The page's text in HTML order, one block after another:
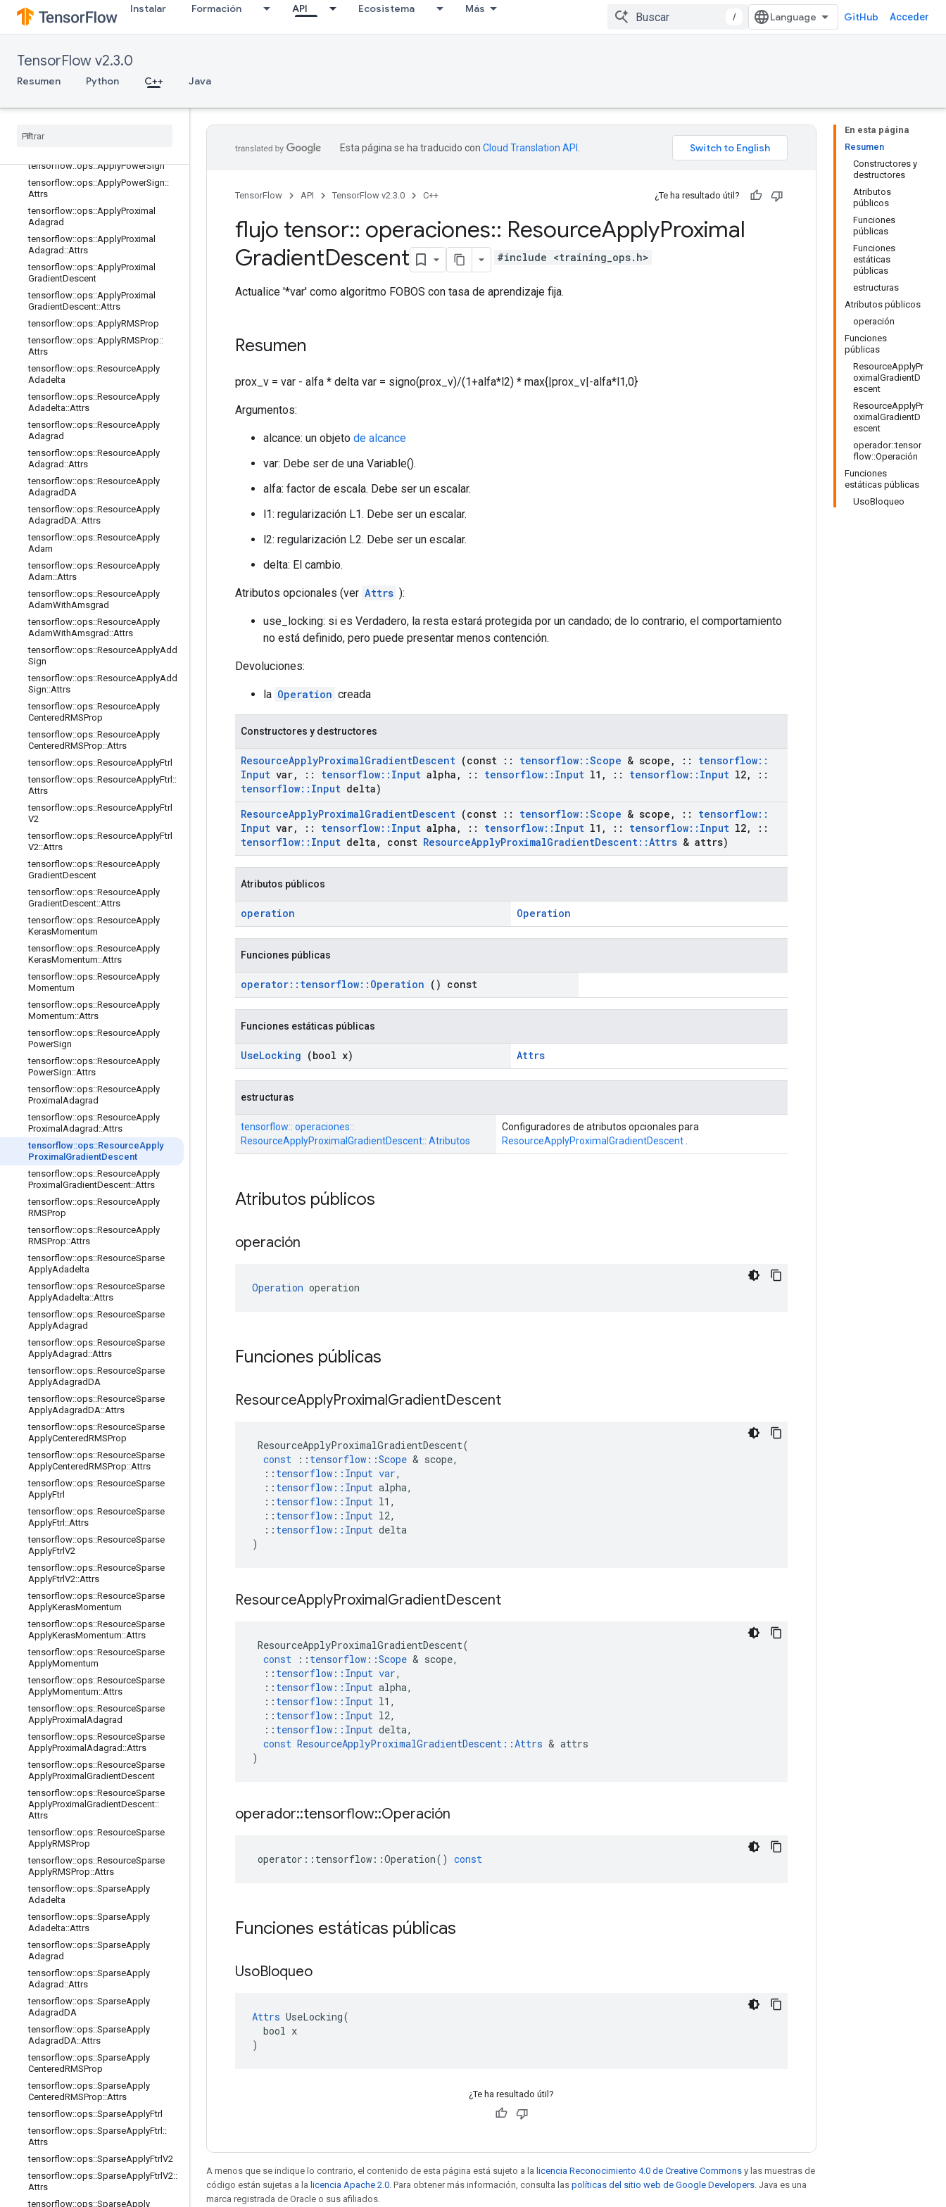
Instalar Formación API Ecosistema Más
/ GitHub Acceder
TensorFlow v2.3.0
Resumen Python C++ Java
tensorflow::ops::ApplyFtrl::Attrs
tensorflow::ops::ApplyGradientDesc
tensorflow
tensorflow::ops::ApplyPowerSign
tensorflow::ops::ApplyPowerSign::
Attrs
tensorflow::ops::ApplyProximal
Adagrad
tensorflow::ops::ApplyProximal
Adagrad ::Attrs
tensorflow::ops::ApplyProximal
GradientDescent
tensorflow::ops::ApplyProximal
GradientDescent::Attrs
tensorflow::ops::ApplyRMSProp
tensorflow::ops::ApplyRMSProp::
Attrs
tensorflow::ops::ResourceApply
Adadelta
tensorflow::ops::ResourceApply
Adadelta::Attrs
tensorflow::ops::ResourceApply
Adagrad
tensorflow::ops::ResourceApply
Adagrad ::Attrs
tensorflow::ops::ResourceApply
AdagradDA
tensorflow::ops::ResourceApply
AdagradDA::Attrs
tensorflow::ops::ResourceApply
Adam
tensorflow::ops::ResourceApply
Adam::Attrs
tensorflow::ops::ResourceApply
AdamWithAmsgrad
tensorflow::ops::ResourceApply
AdamWithAmsgrad ::Attrs
tensorflow::ops::ResourceApplyAdd
Sign
tensorflow::ops::ResourceApplyAdd
Sign::Attrs
tensorflow::ops::ResourceApply
CenteredRMSProp
tensorflow::ops::ResourceApply
CenteredRMSProp::Attrs
tensorflow::ops::ResourceApplyFtrl
tensorflow::ops::ResourceApplyFtrl ::
Attrs
tensorflow::ops::ResourceApplyFtrl
V2
tensorflow::ops::ResourceApplyFtrl
V2::Attrs
tensorflow::ops::ResourceApply
GradientDescent
tensorflow::ops::ResourceApply
GradientDescent::Attrs
tensorflow::ops::ResourceApply
KerasMomentum
tensorflow::ops::ResourceApply
KerasMomentum::Attrs
tensorflow::ops::ResourceApply
Momentum
tensorflow::ops::ResourceApply
Momentum::Attrs
tensorflow::ops::ResourceApply
PowerSign
tensorflow::ops::ResourceApply
PowerSign::Attrs
tensorflow::ops::ResourceApply
Proximal Adagrad
tensorflow::ops::ResourceApply
Proximal Adagrad ::Attrs
tensorflow::ops::ResourceApply
Proximal GradientDescent
tensorflow::ops::ResourceApply
Proximal GradientDescent::Attrs
tensorflow::ops::ResourceApply
RMSProp
tensorflow::ops::ResourceApply
RMSProp::Attrs
tensorflow::ops::ResourceSparse
ApplyAdadelta
tensorflow::ops::ResourceSparse
ApplyAdadelta::Attrs
tensorflow::ops::ResourceSparse
ApplyAdagrad
tensorflow::ops::ResourceSparse
ApplyAdagrad ::Attrs
tensorflow::ops::ResourceSparse
ApplyAdagradDA
tensorflow::ops::ResourceSparse
ApplyAdagradDA::Attrs
tensorflow::ops::ResourceSparse
ApplyCenteredRMSProp
tensorflow::ops::ResourceSparse
ApplyCenteredRMSProp::Attrs
tensorflow::ops::ResourceSparse
ApplyFtrl
tensorflow::ops::ResourceSparse
ApplyFtrl ::Attrs
tensorflow::ops::ResourceSparse
ApplyFtrlV2
tensorflow::ops::ResourceSparse
ApplyFtrlV2::Attrs
tensorflow::ops::ResourceSparse
ApplyKerasMomentum
tensorflow::ops::ResourceSparse
ApplyKerasMomentum::Attrs
tensorflow::ops::ResourceSparse
ApplyMomentum
tensorflow::ops::ResourceSparse
ApplyMomentum::Attrs
tensorflow::ops::ResourceSparse
ApplyProximal Adagrad
tensorflow::ops::ResourceSparse
ApplyProximal Adagrad ::Attrs
tensorflow::ops::ResourceSparse
ApplyProximal GradientDescent
tensorflow::ops::ResourceSparse
ApplyProximal GradientDescent::
Attrs
tensorflow::ops::ResourceSparse
ApplyRMSProp
tensorflow::ops::ResourceSparse
ApplyRMSProp::Attrs
tensorflow::ops::SparseApply
Adadelta
tensorflow::ops::SparseApply
Adadelta::Attrs
tensorflow::ops::SparseApply
Adagrad
tensorflow::ops::SparseApply
Adagrad ::Attrs
tensorflow::ops::SparseApply
AdagradDA
tensorflow::ops::SparseApply
AdagradDA::Attrs
tensorflow::ops::SparseApply
CenteredRMSProp
tensorflow::ops::SparseApply
CenteredRMSProp::Attrs
tensorflow::ops::SparseApplyFtrl
tensorflow::ops::SparseApplyFtrl ::
Attrs
tensorflow::ops::SparseApplyFtrlV2
tensorflow::ops::SparseApplyFtrlV2::
Attrs
tensorflow::ops::SparseApply
En esta página
Resumen
Constructores y
destructores
Atributos
públicos
Funciones
públicas
Funciones
estáticas
públicas
estructuras
Atributos públicos
operación
Funciones
públicas
ResourceApplyPr
oximalGradientD
escent
ResourceApplyPr
oximalGradientD
escent
operador::tensor
flow::Operación
Funciones
estáticas públicas
UsoBloqueo
Esta página se ha traducido con Cloud Translation API
TensorFlow API TensorFlow v2.3.0 C++ ¿Te ha resultado útil?
flujo tensor:: operaciones:: ResourceApplyProximal
GradientDescent #include <training_ops.h>
Actualice '*var' como algoritmo FOBOS con tasa de aprendizaje fija.
Resumen
prox_v = var - alfa * delta var = signo(prox_v)/(1+alfa*l2) * max{|prox_v|-alfa*l1,0}
Argumentos:
alcance: un objeto de alcance
var: Debe ser de una Variable().
alfa: factor de escala. Debe ser un escalar.
l1: regularización L1. Debe ser un escalar.
l2: regularización L2. Debe ser un escalar.
delta: El cambio.
Atributos opcionales (ver Attrs ):
use_locking: si es Verdadero, la resta estará protegida por un candado; de lo contrario, el comportamiento
no está definido, pero puede presentar menos contención.
Devoluciones:
la Operation creada
Constructores y destructores
ResourceApplyProximalGradientDescent (const :: tensorflow::Scope & scope , :: tensorflow::
Input var, :: tensorflow:: Input alpha , :: tensorflow:: Input l1 , :: tensorflow:: Input l2,
::
tensorflow:: Input delta)
ResourceApplyProximalGradientDescent (const :: tensorflow::Scope & scope , :: tensorflow::
Input var, :: tensorflow:: Input alpha , :: tensorflow:: Input l1 , :: tensorflow:: Input l2,
::
tensorflow:: Input delta , const ResourceApplyProximalGradientDescent::Attrs & attrs)
Atributos públicos
operation Operation
Funciones públicas
operator:: tensorflow:: Operation () const
Funciones estáticas públicas
UseLocking (bool x) Attrs
estructuras
tensorflow:: operaciones::
ResourceApplyProximalGradientDescent:: Atributos
Configuradores de atributos opcionales para
ResourceApplyProximalGradientDescent
Atributos públicos
operación
Operation operation
Funciones públicas
ResourceApplyProximalGradientDescent
ResourceApplyProximalGradientDescent(
const
:: tensorflow ::Scope & scope,
:: tensorflow :: Input var,
:: tensorflow :: Input alpha,
:: tensorflow :: Input l1 ,
:: tensorflow :: Input l2,
:: tensorflow :: Input delta
)
ResourceApplyProximalGradientDescent
ResourceApplyProximalGradientDescent(
const
:: tensorflow ::Scope & scope,
:: tensorflow :: Input var,
:: tensorflow :: Input alpha,
:: tensorflow :: Input l1 ,
:: tensorflow :: Input l2,
:: tensorflow :: Input delta,
const ResourceApplyProximalGradientDescent ::Attrs & attrs
)
operador::tensorflow::Operación
operator :: tensorflow ::Operation() const
Funciones estáticas públicas
UsoBloqueo
Attrs UseLocking(
  bool x
)
¿Te ha resultado útil?
A menos que se indique lo contrario, el contenido de esta página está sujeto a la licencia Reconocimiento 4.0 de Creative Commons y las muestras de
código están sujetas a la licencia Apache 2.0 . Para obtener más información, consulta las políticas del sitio web de Google Developers . Java es una
marca registrada de Oracle o sus afiliados.